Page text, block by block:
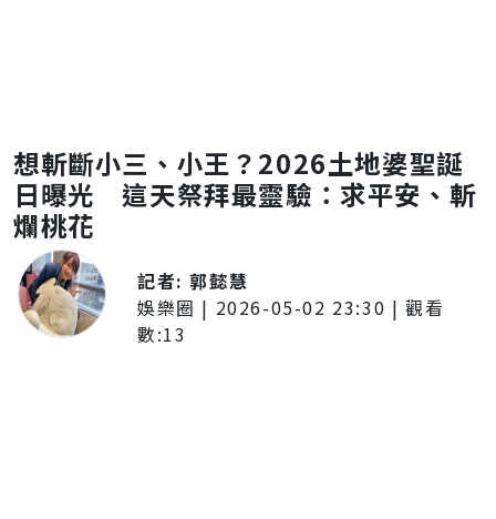
想斬斷小三、小王？2026土地婆聖誕
日曝光 這天祭拜最靈驗：求平安、斬
爛桃花
記者:郭懿慧
娛樂圈 | 2026-05-02 23:30 | 觀看
數:13